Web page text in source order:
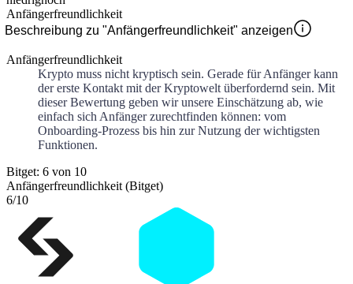
Anfängerfreundlichkeit
Beschreibung zu "Anfängerfreundlichkeit" anzeigen
Anfängerfreundlichkeit
Krypto muss nicht kryptisch sein. Gerade für Anfänger kann
der erste Kontakt mit der Kryptowelt überfordernd sein. Mit
dieser Bewertung geben wir unsere Einschätzung ab, wie
einfach sich Anfänger zurechtfinden können: vom
Onboarding-Prozess bis hin zur Nutzung der wichtigsten
Funktionen.
Bitget: 6 von 10
Anfängerfreundlichkeit (Bitget)
6/10